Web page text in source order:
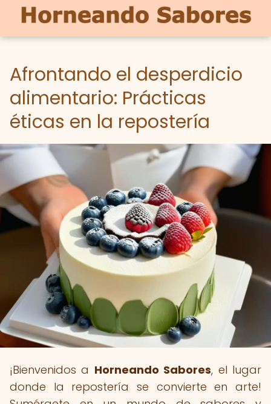
Afrontando el desperdicio
alimentario: Prácticas
éticas en la repostería
¡Bienvenidos a Horneando Sabores, el lugar
donde la repostería se convierte en arte!